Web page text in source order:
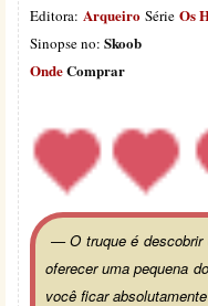
Editora: Arqueiro Série Os
Sinopse no: Skoob
OndeComprar
— O truque é descobrir
oferecer uma pequena
você ficar